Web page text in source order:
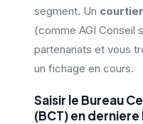
segment. Un
(comme AGI Conseil
partenariats et vous
un fichage en cours.
Saisir le Bureau
(BCT) en derniere